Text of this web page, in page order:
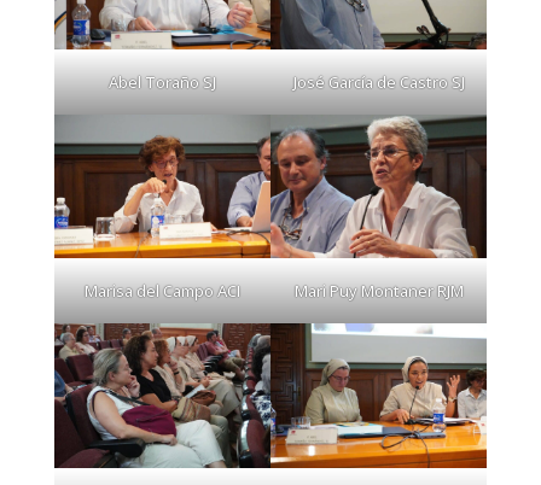
Abel Toraño SJ José García de Castro SJ
Marisa del Campo ACI Mari Puy Montaner RJM